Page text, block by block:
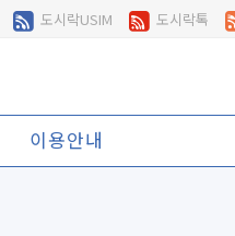
도시락USIM 도시락톡
이용안내